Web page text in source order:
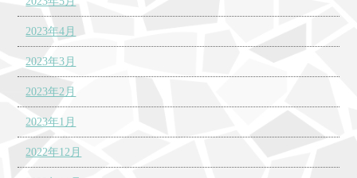
2023年4月
2023年3月
2023年2月
2023年1月
2022年12月